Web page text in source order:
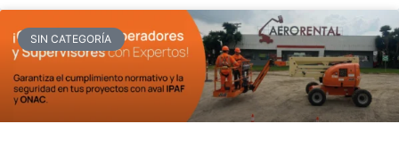
SIN CATEGORÍA